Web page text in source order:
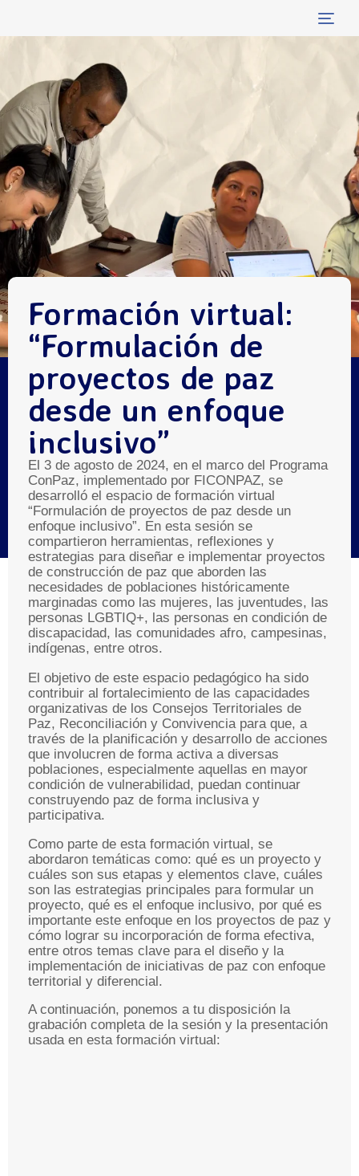
Formación virtual:
“Formulación de
proyectos de paz
desde un enfoque
inclusivo”
El 3 de agosto de 2024, en el marco del Programa
ConPaz, implementado por FICONPAZ, se
desarrolló el espacio de formación virtual
“Formulación de proyectos de paz desde un
enfoque inclusivo”. En esta sesión se
compartieron herramientas, reflexiones y
estrategias para diseñar e implementar proyectos
de construcción de paz que aborden las
necesidades de poblaciones históricamente
marginadas como las mujeres, las juventudes, las
personas LGBTIQ+, las personas en condición de
discapacidad, las comunidades afro, campesinas,
indígenas, entre otros.
El objetivo de este espacio pedagógico ha sido
contribuir al fortalecimiento de las capacidades
organizativas de los Consejos Territoriales de
Paz, Reconciliación y Convivencia para que, a
través de la planificación y desarrollo de acciones
que involucren de forma activa a diversas
poblaciones, especialmente aquellas en mayor
condición de vulnerabilidad, puedan continuar
construyendo paz de forma inclusiva y
participativa.
Como parte de esta formación virtual, se
abordaron temáticas como: qué es un proyecto y
cuáles son sus etapas y elementos clave, cuáles
son las estrategias principales para formular un
proyecto, qué es el enfoque inclusivo, por qué es
importante este enfoque en los proyectos de paz y
cómo lograr su incorporación de forma efectiva,
entre otros temas clave para el diseño y la
implementación de iniciativas de paz con enfoque
territorial y diferencial.
A continuación, ponemos a tu disposición la
grabación completa de la sesión y la presentación
usada en esta formación virtual: